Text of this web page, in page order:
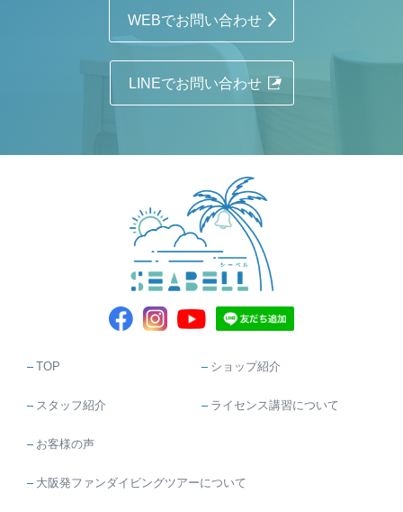
WEBでお問い合わせ
LINEでお問い合わせ
TOP ショップ紹介
スタッフ紹介 ライセンス講習について
お客様の声
大阪発ファンダイビングツアーについて